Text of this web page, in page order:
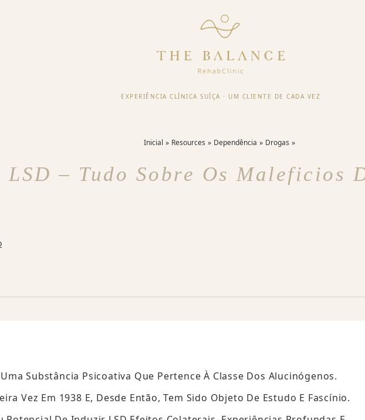
EXPERIÊNCIA CLÍNICA SUÍÇA · UM CLIENTE DE CADA VEZ
Inicial Resources Dependência Drogas
LSD – Tudo Sobre Os Maleficios
Substância Psicoativa Que Pertence À Classe Dos Alucinógenos.
Vez Em 1938 E, Desde Então, Tem Sido Objeto De Estudo E Fascínio.